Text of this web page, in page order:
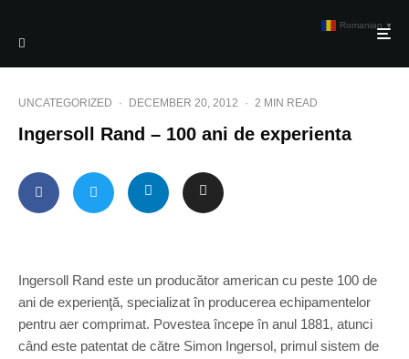
UNCATEGORIZED · DECEMBER 20, 2012 · 2 MIN READ
Ingersoll Rand – 100 ani de experienta
Ingersoll Rand este un producător american cu peste 100 de
ani de experienţă, specializat în producerea echipamentelor
pentru aer comprimat. Povestea începe în anul 1881, atunci
când este patentat de către Simon Ingersol, primul sistem de
Romanian ▼